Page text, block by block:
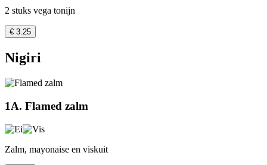
2 stuks vega tonijn
€ 3.25
Nigiri
1A. Flamed zalm
Zalm, mayonaise en viskuit